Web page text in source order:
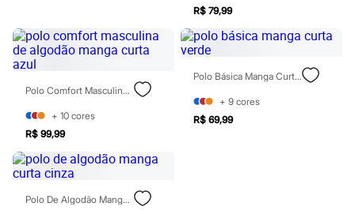
Protetor solar
Tônicos
Maquiagens
Base
Batom
Blush
Corretivo
Gloss
Pó facial
Sombras
Al Wataniah
Banderas
Beleza C&A
R$ 79,99
Polo Comfort Masculina De Algodão Manga Curta Azul
+ 10 cores
R$ 99,99
Polo Básica Manga Curta Verde
+ 9 cores
R$ 69,99
Polo De Algodão Manga Curta Cinza